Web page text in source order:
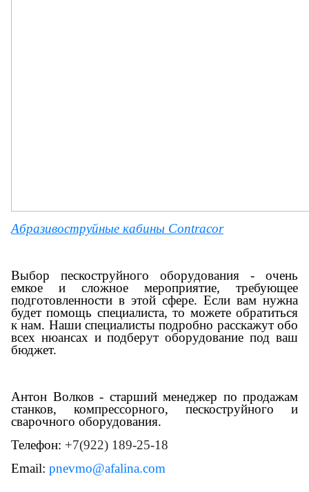
Абразивоструйные кабины Contracor
Выбор пескоструйного оборудования - очень
емкое и сложное мероприятие, требующее
подготовленности в этой сфере. Если вам нужна
будет помощь специалиста, то можете обратиться
к нам. Наши специалисты подробно расскажут обо
всех нюансах и подберут оборудование под ваш
бюджет.
Антон Волков - старший менеджер по продажам
станков, компрессорного, пескоструйного и
сварочного оборудования.
Телефон: +7(922) 189-25-18
Email: pnevmo@afalina.com